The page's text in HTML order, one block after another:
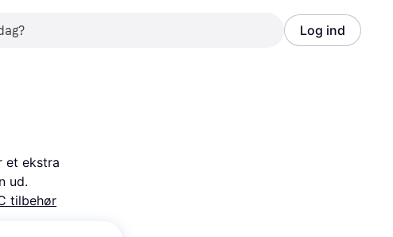
Log ind
et ekstra
ud.
tilbehør